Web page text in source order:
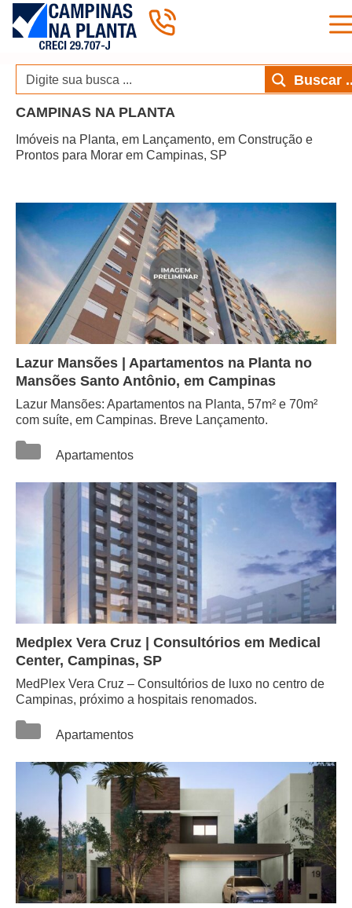
conteúdo
Buscar
CAMPINAS NA PLANTA
Imóveis na Planta, em Lançamento, em Construção e
Prontos para Morar em Campinas, SP
Lazur Mansões | Apartamentos na Planta no
Mansões Santo Antônio, em Campinas
Lazur Mansões: Apartamentos na Planta, 57m² e 70m²
com suíte, em Campinas. Breve Lançamento.
Apartamentos
Medplex Vera Cruz | Consultórios em Medical
Center, Campinas, SP
MedPlex Vera Cruz – Consultórios de luxo no centro de
Campinas, próximo a hospitais renomados.
Apartamentos